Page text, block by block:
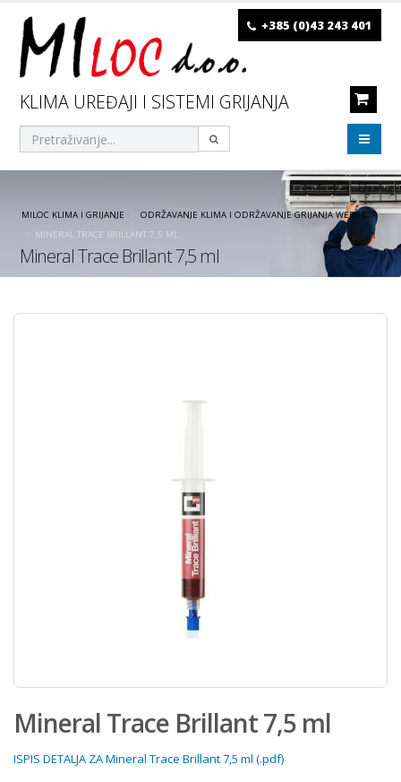
KLIMA UREĐAJI I SISTEMI GRIJANJA
+385 (0)43 243 401
MILOC KLIMA I GRIJANJE
ODRŽAVANJE KLIMA I ODRŽAVANJE GRIJANJA WEBSHOP
MINERAL TRACE BRILLANT 7,5 ML
Mineral Trace Brillant 7,5 ml
Mineral Trace Brillant 7,5 ml
ISPIS DETALJA ZA Mineral Trace Brillant 7,5 ml (.pdf)